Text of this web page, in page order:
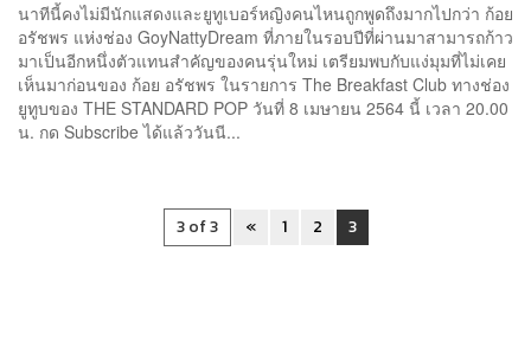
นาทีนี้คงไม่มีนักแสดงและยูทูเบอร์หญิงคนไหนถูกพูดถึงมากไปกว่า ก้อย
อรัชพร แห่งช่อง GoyNattyDream ที่ภายในรอบปีที่ผ่านมาสามารถก้าว
มาเป็นอีกหนึ่งตัวแทนสำคัญของคนรุ่นใหม่ เตรียมพบกับแง่มุมที่ไม่เคย
เห็นมาก่อนของ ก้อย อรัชพร ในรายการ The Breakfast Club ทางช่อง
ยูทูบของ THE STANDARD POP วันที่ 8 เมษายน 2564 นี้ เวลา 20.00
น. กด Subscribe ได้แล้ววันนี...
3 of 3 « 1 2 3